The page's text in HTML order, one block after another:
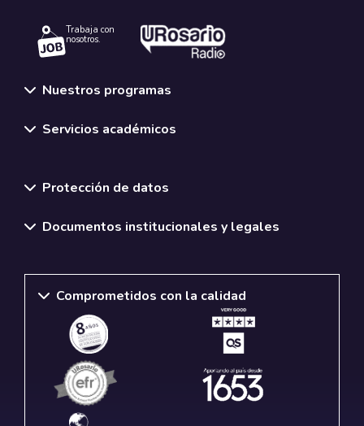
Trabaja con
nosotros.
Nuestros programas
Servicios académicos
Protección de datos
Documentos institucionales y legales
Comprometidos con la calidad